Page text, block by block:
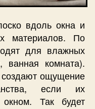
вдоль окна и
материалов. По
для влажных
ванная комната).
создают ощущение
если их
Так будет